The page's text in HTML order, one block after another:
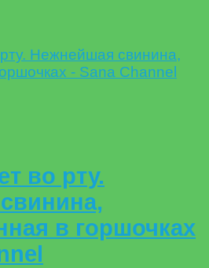
во рту.
в горшочках